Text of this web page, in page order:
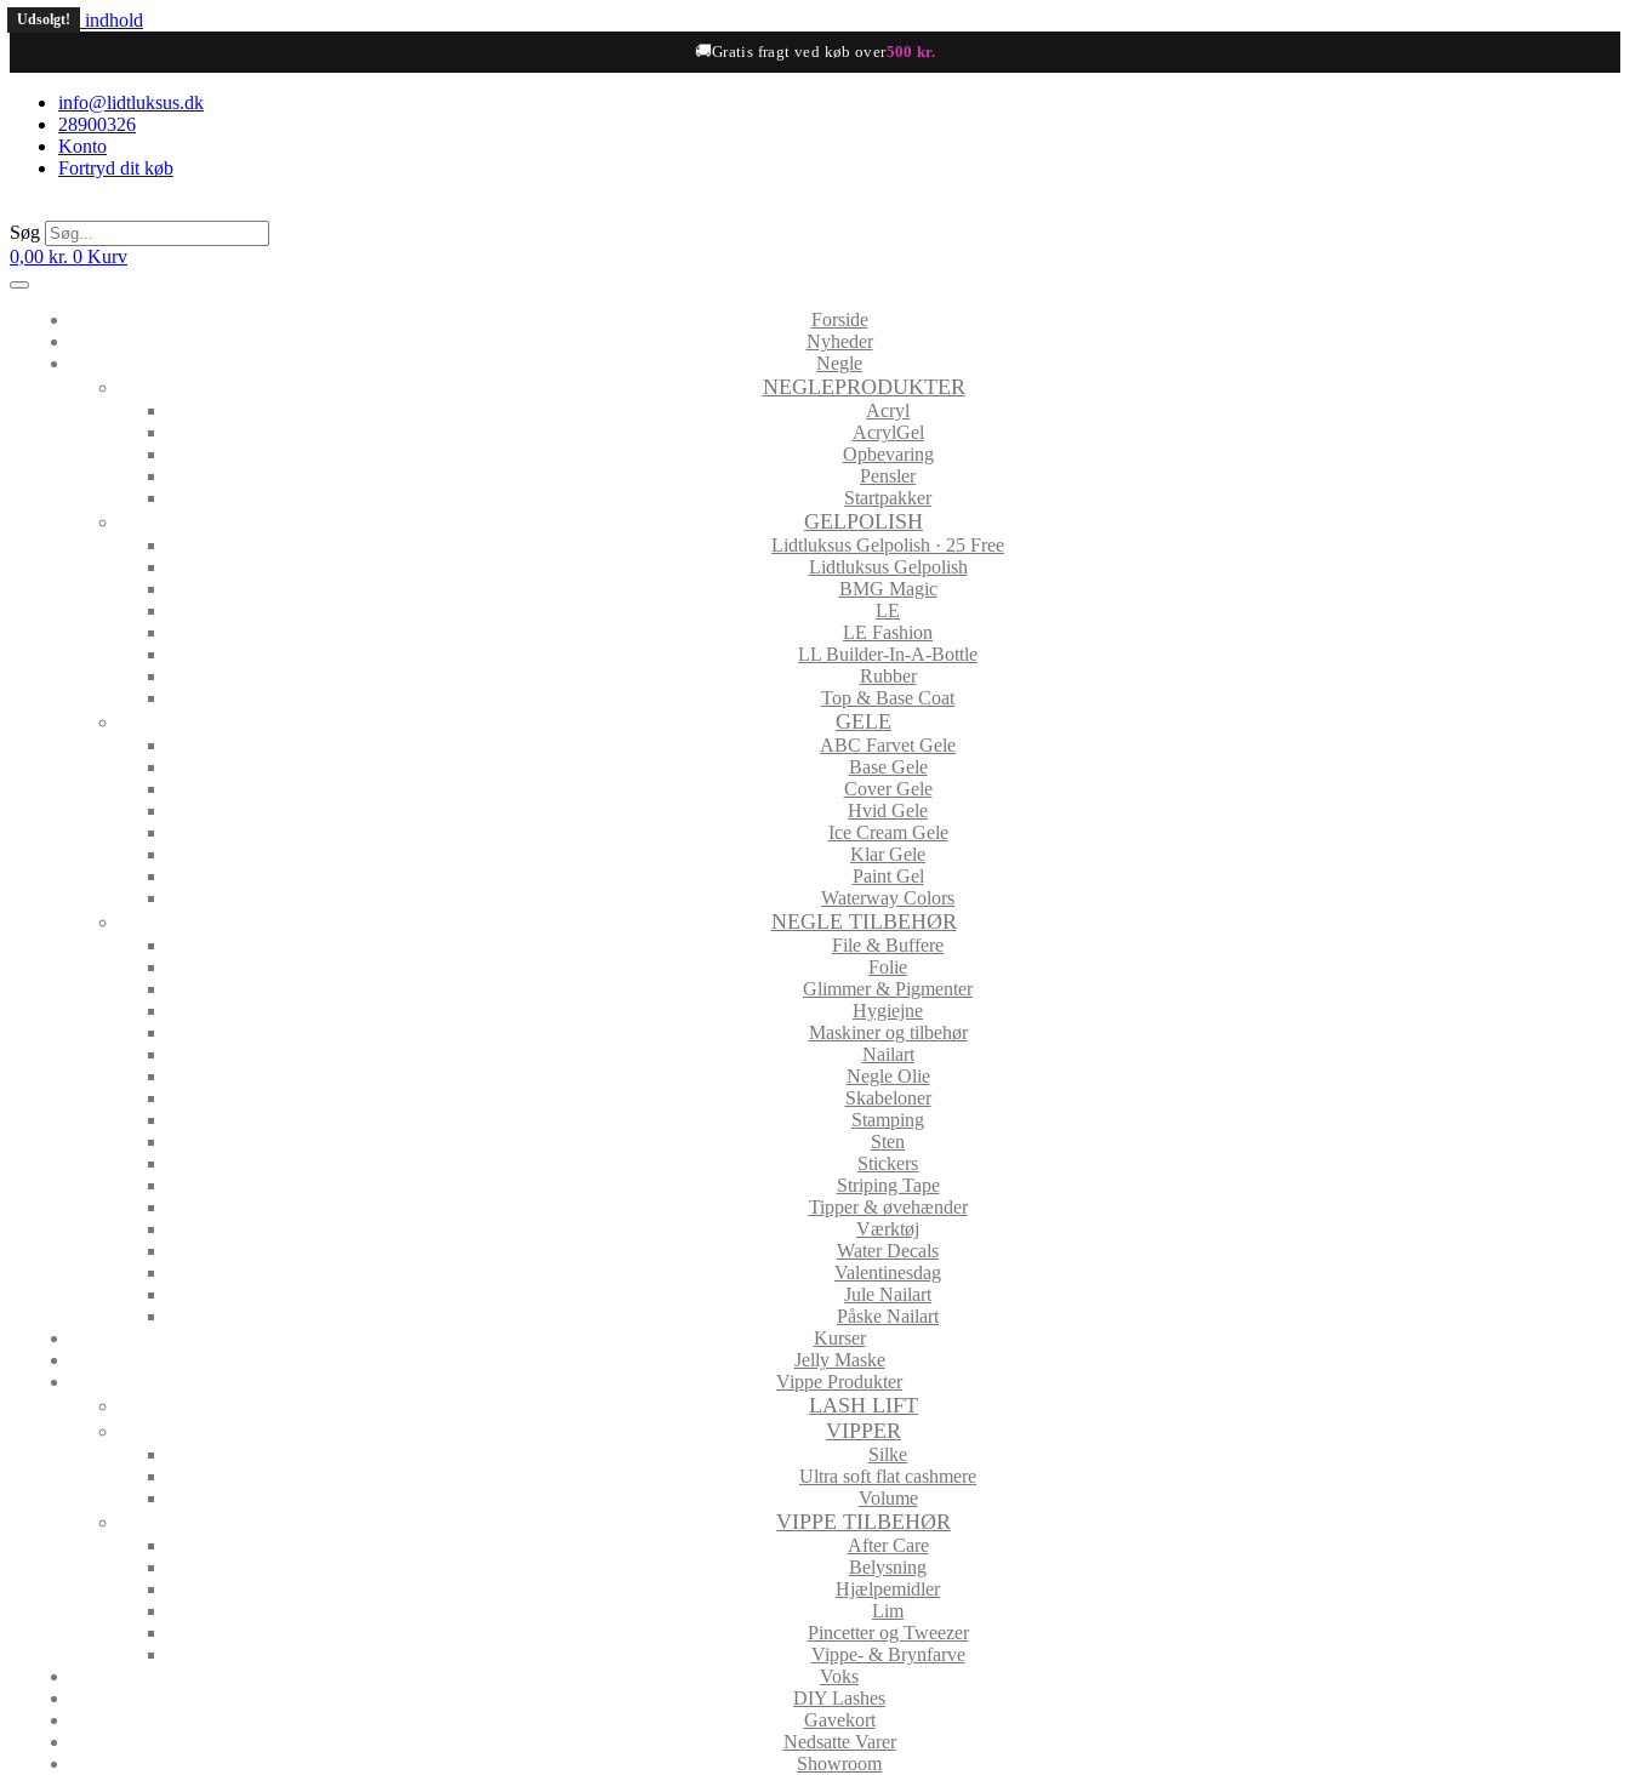
Videre til indhold
🚚Gratis fragt ved køb over500 kr.
info@lidtluksus.dk
28900326
Konto
Fortryd dit køb
Søg
0,00 kr. 0 Kurv
Forside
Nyheder
Negle
NEGLEPRODUKTER
Acryl
AcrylGel
Opbevaring
Pensler
Startpakker
GELPOLISH
Lidtluksus Gelpolish · 25 Free
Lidtluksus Gelpolish
BMG Magic
LE
LE Fashion
LL Builder-In-A-Bottle
Rubber
Top & Base Coat
GELE
ABC Farvet Gele
Base Gele
Cover Gele
Hvid Gele
Ice Cream Gele
Klar Gele
Paint Gel
Waterway Colors
NEGLE TILBEHØR
File & Buffere
Folie
Glimmer & Pigmenter
Hygiejne
Maskiner og tilbehør
Nailart
Negle Olie
Skabeloner
Stamping
Sten
Stickers
Striping Tape
Tipper & øvehænder
Værktøj
Water Decals
Valentinesdag
Jule Nailart
Påske Nailart
Kurser
Jelly Maske
Vippe Produkter
LASH LIFT
VIPPER
Silke
Ultra soft flat cashmere
Volume
VIPPE TILBEHØR
After Care
Belysning
Hjælpemidler
Lim
Pincetter og Tweezer
Vippe- & Brynfarve
Voks
DIY Lashes
Gavekort
Nedsatte Varer
Showroom
Udsolgt!